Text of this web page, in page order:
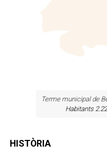
Terme municipal de
Habitants
HISTÒRIA